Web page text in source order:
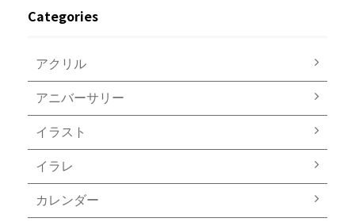
Categories
アクリル
アニバーサリー
イラスト
イラレ
カレンダー